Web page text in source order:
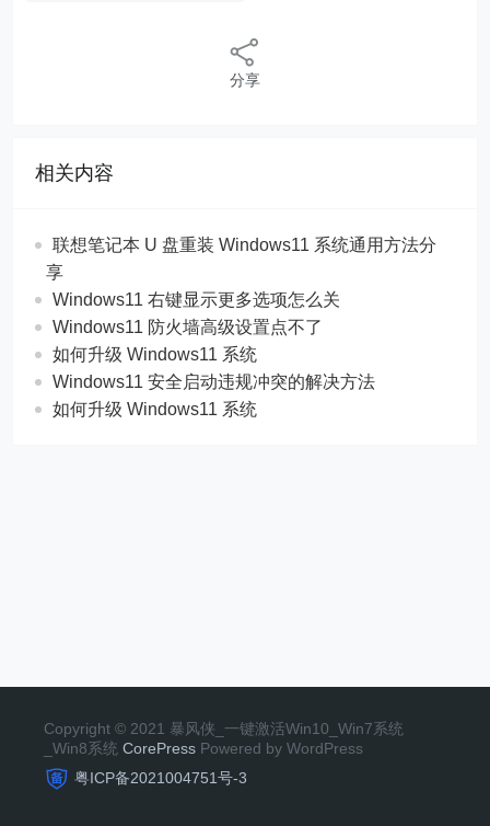
分享
相关内容
联想笔记本 U 盘重装 Windows11 系统通用方法分
享
Windows11 右键显示更多选项怎么关
Windows11 防火墙高级设置点不了
如何升级 Windows11 系统
Windows11 安全启动违规冲突的解决方法
如何升级 Windows11 系统
Copyright © 2021 暴风侠_一键激活Win10_Win7系统
_Win8系统 CorePress Powered by WordPress
粤ICP备2021004751号-3